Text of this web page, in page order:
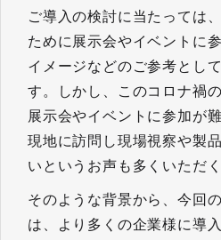
ご導入の検討に当たっては
ために展示会やイベントに
イメージなどのご参考とし
す。しかし、このコロナ禍
展示会やイベントに参加が
現地に訪問し現場視察や製
いというお声も多くいただ
そのような背景から、今回
は、より多くの企業様に導